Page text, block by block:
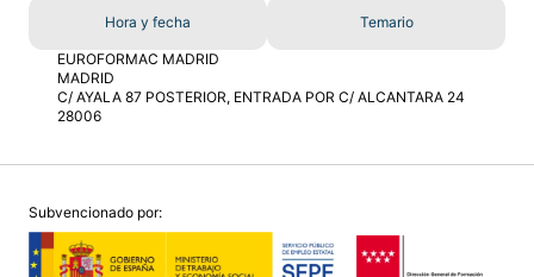
Hora y fecha Temario
EUROFORMAC MADRID
MADRID
C/ AYALA 87 POSTERIOR, ENTRADA POR C/ ALCANTARA 24
28006
Subvencionado por: